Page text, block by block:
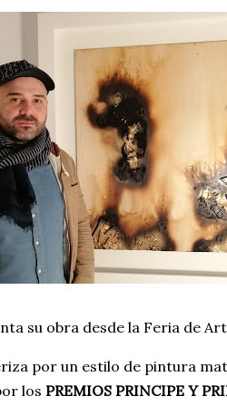
su obra desde la Feria de
por un estilo de pintura
los PREMIOS PRINCIPE Y